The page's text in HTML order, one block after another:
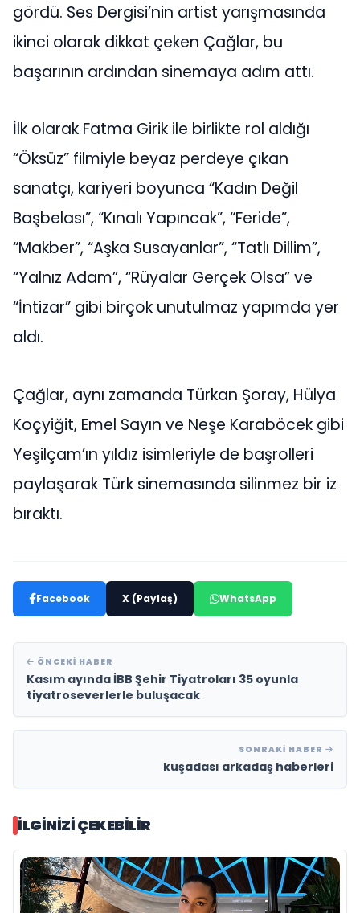
gördü. Ses Dergisi’nin artist yarışmasında
ikinci olarak dikkat çeken Çağlar, bu
başarının ardından sinemaya adım attı.
İlk olarak Fatma Girik ile birlikte rol aldığı
“Öksüz” filmiyle beyaz perdeye çıkan
sanatçı, kariyeri boyunca “Kadın Değil
Başbelası”, “Kınalı Yapıncak”, “Feride”,
“Makber”, “Aşka Susayanlar”, “Tatlı Dillim”,
“Yalnız Adam”, “Rüyalar Gerçek Olsa” ve
“İntizar” gibi birçok unutulmaz yapımda yer
aldı.
Çağlar, aynı zamanda Türkan Şoray, Hülya
Koçyiğit, Emel Sayın ve Neşe Karaböcek gibi
Yeşilçam’ın yıldız isimleriyle de başrolleri
paylaşarak Türk sinemasında silinmez bir iz
bıraktı.
Facebook X (Paylaş) WhatsApp
ÖNCEKI HABER
Kasım ayında İBB Şehir Tiyatroları 35 oyunla
tiyatroseverlerle buluşacak
SONRAKI HABER
kuşadası arkadaş haberleri
İLGINIZI ÇEKEBILIR